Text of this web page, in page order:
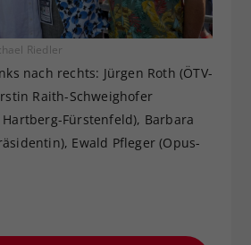
Riedler
nach rechts: Jürgen Roth (ÖTV-
Raith-Schweighofer
Fürstenfeld), Barbara
Ewald Pfleger (Opus-